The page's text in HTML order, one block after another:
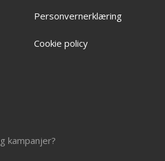
Personvernerklæring
Cookie policy
kampanjer?